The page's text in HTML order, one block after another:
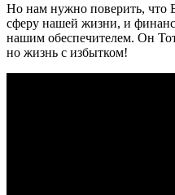
Но нам нужно поверить, что
сферу нашей жизни, и
нашим обеспечителем. Он
но жизнь с избытком!